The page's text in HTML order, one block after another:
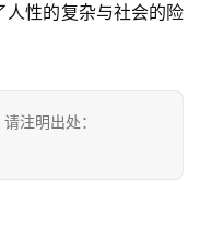
人性的复杂与社会的险
注明出处：